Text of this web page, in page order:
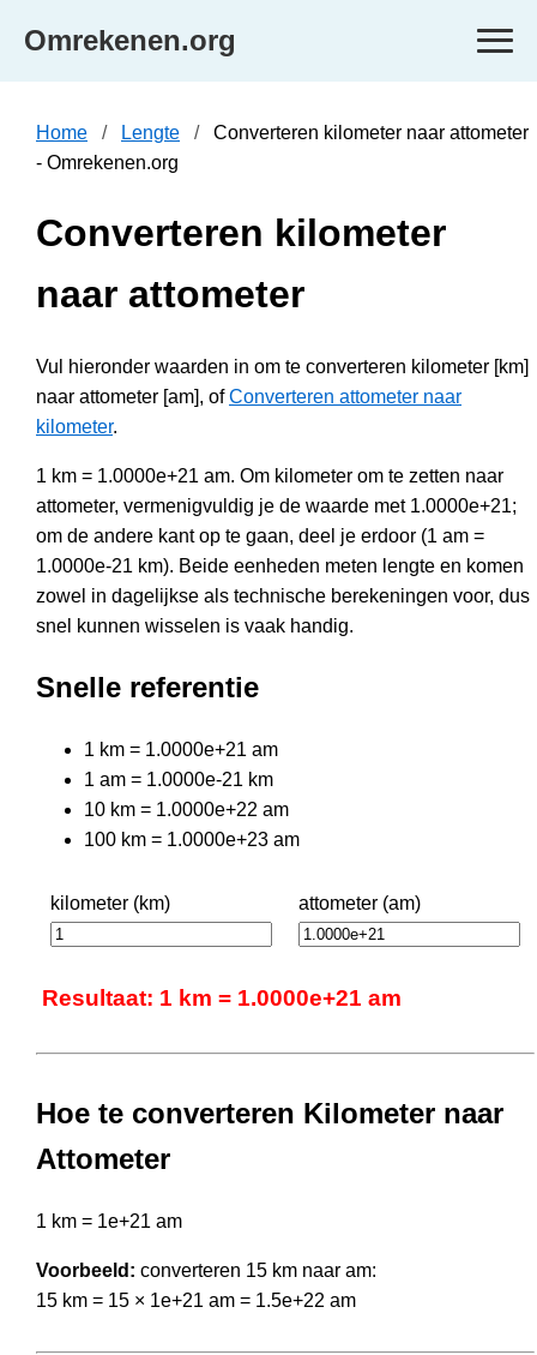
Omrekenen.org
Home Lengte
Converteren kilometer naar attometer
- Omrekenen.org
Converteren kilometer
naar attometer
Vul hieronder waarden in om te converteren kilometer [km]
naar attometer [am], ofConverteren attometer naar
kilometer.
1 km = 1.0000e+21 am. Om kilometer om te zetten naar
attometer, vermenigvuldig je de waarde met 1.0000e+21;
om de andere kant op te gaan, deel je erdoor (1 am =
1.0000e-21 km). Beide eenheden meten lengte en komen
zowel in dagelijkse als technische berekeningen voor, dus
snel kunnen wisselen is vaak handig.
Snelle referentie
1 km = 1.0000e+21 am
1 am = 1.0000e-21 km
10 km = 1.0000e+22 am
100 km = 1.0000e+23 am
kilometer (km) attometer (am)
Resultaat: 1 km = 1.0000e+21 am
Hoe te converteren Kilometer naar
Attometer
1 km = 1e+21 am
Voorbeeld: converteren 15 km naar am:
15 km = 15 × 1e+21 am = 1.5e+22 am